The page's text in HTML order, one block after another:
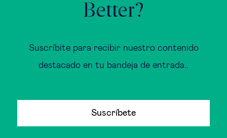
Better?
Suscríbite para recibir nuestro contenido
destacado en tu bandeja de entrada..
Suscríbete